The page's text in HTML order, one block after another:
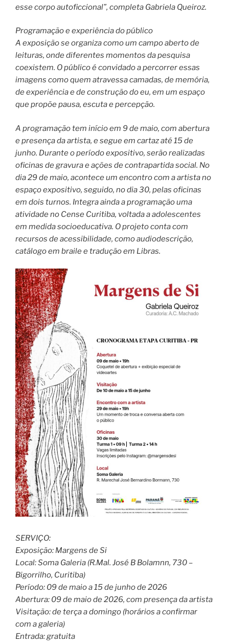
esse corpo autoficcional”, completa Gabriela Queiroz.
Programação e experiência do público
A exposição se organiza como um campo aberto de
leituras, onde diferentes momentos da pesquisa
coexistem. O público é convidado a percorrer essas
imagens como quem atravessa camadas, de memória,
de experiência e de construção do eu, em um espaço
que propõe pausa, escuta e percepção.
A programação tem início em 9 de maio, com abertura
e presença da artista, e segue em cartaz até 15 de
junho. Durante o período expositivo, serão realizadas
oficinas de gravura e ações de contrapartida social. No
dia 29 de maio, acontece um encontro com a artista no
espaço expositivo, seguido, no dia 30, pelas oficinas
em dois turnos. Integra ainda a programação uma
atividade no Cense Curitiba, voltada a adolescentes
em medida socioeducativa. O projeto conta com
recursos de acessibilidade, como audiodescrição,
catálogo em braile e tradução em Libras.
SERVIÇO:
Exposição: Margens de Si
Local: Soma Galeria (R.Mal. José B Bolamnn, 730 –
Bigorrilho, Curitiba)
Período: 09 de maio a 15 de junho de 2026
Abertura: 09 de maio de 2026, com presença da artista
Visitação: de terça a domingo (horários a confirmar
com a galeria)
Entrada: gratuita